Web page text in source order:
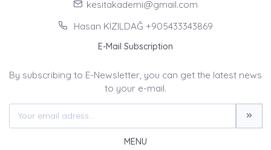
kesitakademi@gmail.com
Hasan KIZILDAĞ +905433343869
E-Mail Subscription
By subscribing to E-Newsletter, you can get the latest news
to your e-mail.
MENU